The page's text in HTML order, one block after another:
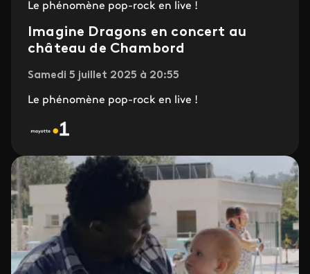
Le phénomène pop-rock en live !
Imagine Dragons en concert au
château de Chambord
Samedi 5 juillet 2025 à 20:55
Le phénomène pop-rock en live !